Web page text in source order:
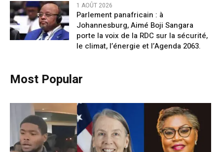
1 AOÛT 2026
Parlement panafricain : à
Johannesburg, Aimé Boji Sangara
porte la voix de la RDC sur la sécurité,
le climat, l’énergie et l’Agenda 2063.
Most Popular